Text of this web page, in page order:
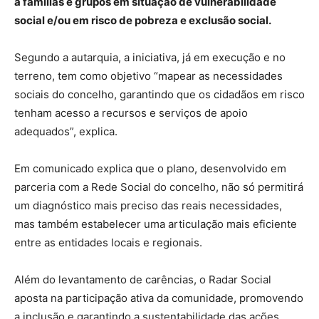
social e/ou em risco de pobreza e exclusão social.
Segundo a autarquia, a iniciativa, já em execução e no
terreno, tem como objetivo “mapear as necessidades
sociais do concelho, garantindo que os cidadãos em risco
tenham acesso a recursos e serviços de apoio
adequados”, explica.
Em comunicado explica que o plano, desenvolvido em
parceria com a Rede Social do concelho, não só permitirá
um diagnóstico mais preciso das reais necessidades,
mas também estabelecer uma articulação mais eficiente
entre as entidades locais e regionais.
Além do levantamento de carências, o Radar Social
aposta na participação ativa da comunidade, promovendo